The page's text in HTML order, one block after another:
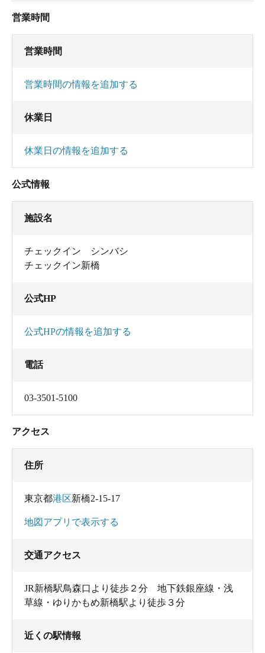
営業時間
営業時間
営業時間の情報を追加する
休業日
休業日の情報を追加する
公式情報
施設名
チェックイン シンバシ
チェックイン新橋
公式HP
公式HPの情報を追加する
電話
03-3501-5100
アクセス
住所
東京都港区新橋2-15-17
地図アプリで表示する
交通アクセス
JR新橋駅鳥森口より徒歩２分 地下鉄銀座線・浅
草線・ゆりかもめ新橋駅より徒歩３分
近くの駅情報